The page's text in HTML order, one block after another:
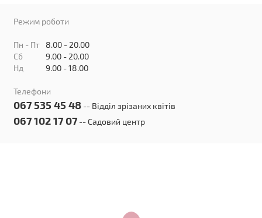
Режим роботи
Пн - Пт
8.00 - 20.00
Сб
9.00 - 20.00
Нд
9.00 - 18.00
Телефони
067 535 45 48 -- Відділ зрізаних квітів
067 102 17 07 -- Cадовий центр